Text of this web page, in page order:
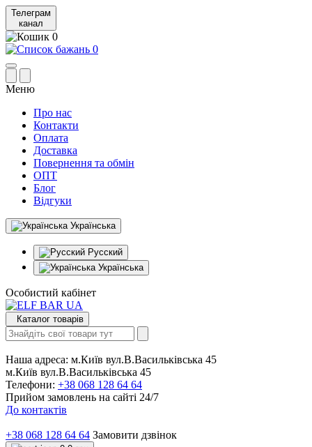
Телеграм
канал
0
0
Меню
Про нас
Контакти
Оплата
Доставка
Повернення та обмін
ОПТ
Блог
Відгуки
Українська
Русский
Українська
Особистий кабінет
Каталог товарів
Наша адреса: м.Київ вул.В.Васильківська 45
м.Київ вул.В.Васильківська 45
Телефони: +38 068 128 64 64
Прийом замовлень на сайті 24/7
До контактів
+38 068 128 64 64 Замовити дзвінок